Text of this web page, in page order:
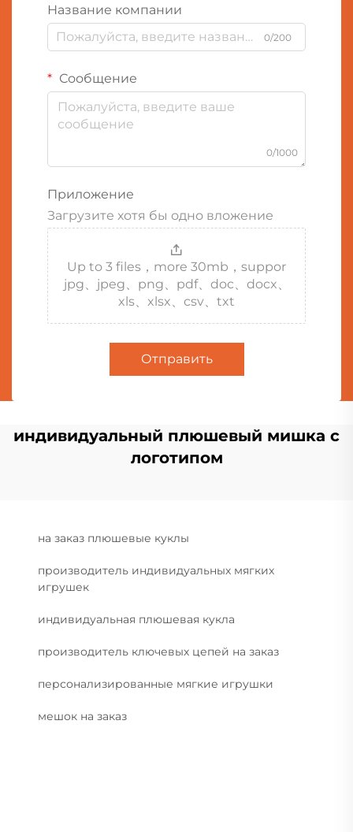
Название компании
0/200
Сообщение
0/1000
Приложение
Загрузите хотя бы одно вложение
Up to 3 files，more 30mb，suppor
jpg、jpeg、png、pdf、doc、docx、
xls、xlsx、csv、txt
Отправить
индивидуальный плюшевый мишка с
логотипом
на заказ плюшевые куклы
производитель индивидуальных мягких
игрушек
индивидуальная плюшевая кукла
производитель ключевых цепей на заказ
персонализированные мягкие игрушки
мешок на заказ